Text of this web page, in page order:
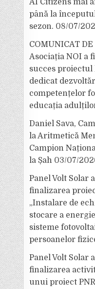
AI Citizens mai
până la
sezon. 08/07/
COMUNICAT DE
Asociația NOI a
succes proiectul
dedicat
competențelor
educația
Daniel Sava,
la Aritmetică
Campion
la Șah 03/07/
Panel Volt Solar
finalizarea
„Instalare de
stocare a
sisteme
persoanelor
Panel Volt Solar
finalizarea
unui proiect